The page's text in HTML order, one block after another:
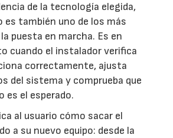
de la tecnología elegida,
es también uno de los más
puesta en marcha. Es en
cuando el instalador verifica
correctamente, ajusta
del sistema y comprueba que
es el esperado.
al usuario cómo sacar el
a su nuevo equipo: desde la